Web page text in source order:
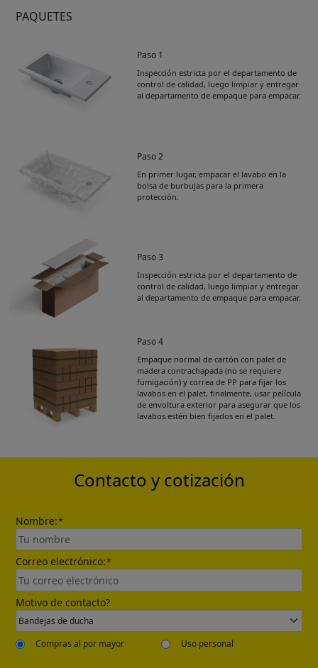
PAQUETES
Paso 1
Inspección estricta por el departamento de
control de calidad, luego limpiar y entregar
al departamento de empaque para empacar.
Paso 2
En primer lugar, empacar el lavabo en la
bolsa de burbujas para la primera
protección.
Paso 3
Inspección estricta por el departamento de
control de calidad, luego limpiar y entregar
al departamento de empaque para empacar.
Paso 4
Empaque normal de cartón con palet de
madera contrachapada (no se requiere
fumigación) y correa de PP para fijar los
lavabos en el palet, finalmente, usar película
de envoltura exterior para asegurar que los
lavabos estén bien fijados en el palet.
Get Catalogue
Please leave your contact information,the
Send
Contacto y cotización
Nombre:*
Correo electrónico:*
Motivo de contacto?
Compras al por mayor Uso personal